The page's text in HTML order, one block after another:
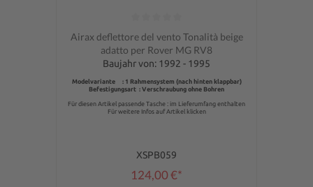
Valutazione media di 0 su 5 stelle
Airax deflettore del vento Tonalità beige
adatto per Rover MG RV8
Baujahr von: 1992 - 1995
Modelvariante : 1 Rahmensystem (nach hinten klappbar)
Befestigungsart : Verschraubung ohne Bohren
Für diesen Artikel passende Tasche : im Lieferumfang enthalten
Für weitere Infos auf Artikel klicken
XSPB059
124,00 €*